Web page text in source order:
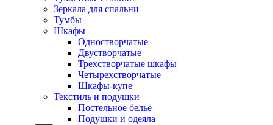
Зеркала для спальни
Тумбы
Шкафы
Одностворчатые
Двустворчатые
Трехстворчатые шкафы
Четырехстворчатые
Шкафы-купе
Текстиль и подушки
Постельное бельё
Подушки и одеяла